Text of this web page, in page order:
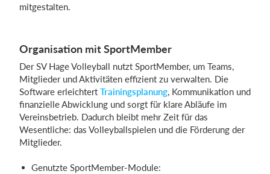
mitgestalten.
Organisation mit SportMember
Der SV Hage Volleyball nutzt SportMember, um Teams,
Mitglieder und Aktivitäten effizient zu verwalten. Die
Software erleichtert Trainingsplanung, Kommunikation und
finanzielle Abwicklung und sorgt für klare Abläufe im
Vereinsbetrieb. Dadurch bleibt mehr Zeit für das
Wesentliche: das Volleyballspielen und die Förderung der
Mitglieder.
Genutzte SportMember-Module: